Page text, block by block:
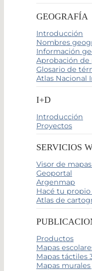
GEOGRAFÍA
Introducción
Nombres
Información
Aprobación
Glosario de
Atlas Nacional
I+D
Introducción
Proyectos
SERVICIOS
Visor de
Geoportal
Argenmap
Hacé tu propio
Atlas de
Productos
Mapas
Mapas táctiles
Mapas